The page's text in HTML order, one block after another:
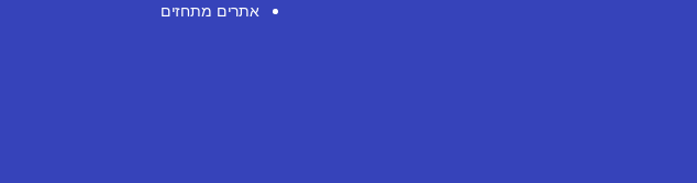
אתרים מתחזים